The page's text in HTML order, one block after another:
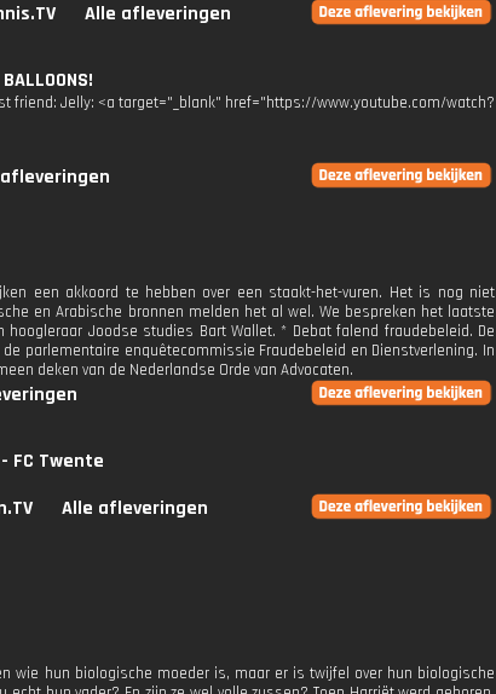
Alle afleveringen
friend: Jelly: <a target="_blank" href="https://www.youtube.com/watch?
een akkoord te hebben over een staakt-het-vuren. Het is nog niet
en Arabische bronnen melden het al wel. We bespreken het laatste
Joodse studies Bart Wallet. * Debat falend fraudebeleid. De
parlementaire enquêtecommissie Fraudebeleid en Dienstverlening. In
deken van de Nederlandse Orde van Advocaten.
FC Twente
Alle afleveringen
wie hun biologische moeder is, maar er is twijfel over hun biologische